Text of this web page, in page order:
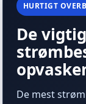
HURTIGT
De
De mest